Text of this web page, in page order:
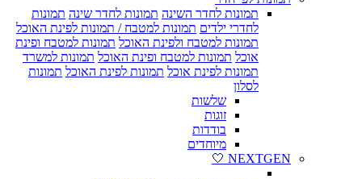
תמונות לחדר השינה תמונות לחדר שינה תמונות
לחדרי ילדים תמונות למטבח / תמונות לפינת האוכל
תמונות למטבח ולפינת האוכל תמונות למטבח ופינת
אוכל תמונות למטבח ופינת האוכל תמונות למשרד
תמונות לפינת אוכל תמונות לפינת האוכל תמונות
לסלון
שלשות
זוגות
בודדות
מיוחדים
NEXTGEN 🤍